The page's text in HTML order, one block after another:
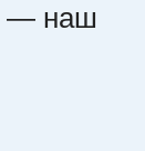
— наш